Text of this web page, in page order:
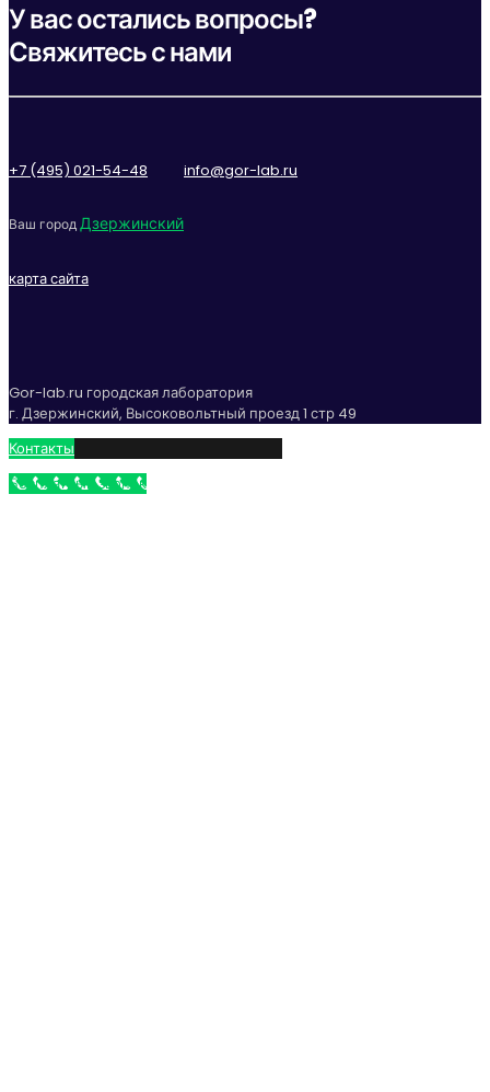
У вас остались вопросы?
Свяжитесь с нами
+7 (495) 021-54-48 info@gor-lab.ru
Ваш городДзержинский
карта сайта
Gor-lab.ru городская лаборатория
г. Дзержинский, Высоковольтный проезд 1 стр 49
Контакты
Бесплатный звонок